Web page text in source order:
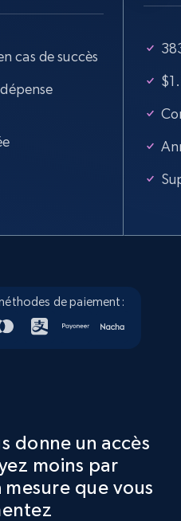
cas de succès
de paiement:
donne un accès
moins par
que vous